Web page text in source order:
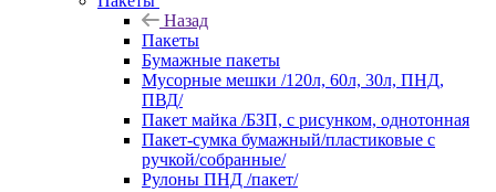
Назад
Пакеты
Бумажные пакеты
Мусорные мешки /120л, 60л, 30л, ПНД,
ПВД/
Пакет майка /БЗП, с рисунком, однотонная
Пакет-сумка бумажный/пластиковые с
ручкой/собранные/
Рулоны ПНД /пакет/